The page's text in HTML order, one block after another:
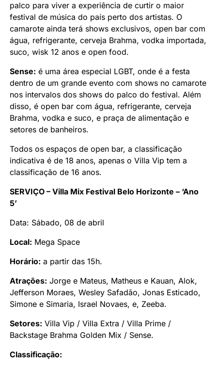
palco para viver a experiência de curtir o maior
festival de música do país perto dos artistas. O
camarote ainda terá shows exclusivos, open bar com
água, refrigerante, cerveja Brahma, vodka importada,
suco, wisk 12 anos e open food.
Sense: é uma área especial LGBT, onde é a festa
dentro de um grande evento com shows no camarote
nos intervalos dos shows do palco do festival. Além
disso, é open bar com água, refrigerante, cerveja
Brahma, vodka e suco, e praça de alimentação e
setores de banheiros.
Todos os espaços de open bar, a classificação
indicativa é de 18 anos, apenas o Villa Vip tem a
classificação de 16 anos.
SERVIÇO – Villa Mix Festival Belo Horizonte – ‘Ano
5’
Data: Sábado, 08 de abril
Local: Mega Space
Horário: a partir das 15h.
Atrações: Jorge e Mateus, Matheus e Kauan, Alok,
Jefferson Moraes, Wesley Safadão, Jonas Esticado,
Simone e Simaria, Israel Novaes, e, Zeeba.
Setores: Villa Vip / Villa Extra / Villa Prime /
Backstage Brahma Golden Mix / Sense.
Classificação: